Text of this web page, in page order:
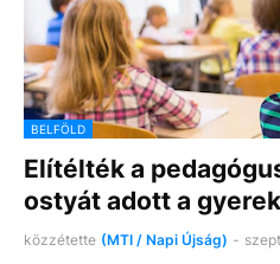
BELFÖLD
Elítélték a
ostyát adott a
közzétette (MTI / Napi Újság) -